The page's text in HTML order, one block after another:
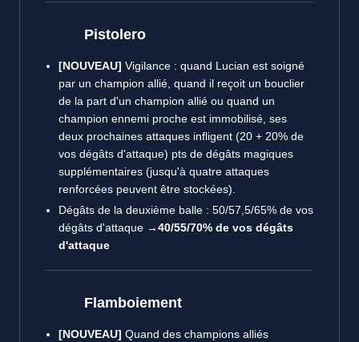
Pistolero
[NOUVEAU] Vigilance : quand Lucian est soigné
par un champion allié, quand il reçoit un bouclier
de la part d'un champion allié ou quand un
champion ennemi proche est immobilisé, ses
deux prochaines attaques infligent (20 + 20% de
vos dégâts d'attaque) pts de dégâts magiques
supplémentaires (jusqu'à quatre attaques
renforcées peuvent être stockées).
Dégâts de la deuxième balle : 50/57,5/65% de vos
dégâts d'attaque →40/55/70% de vos dégâts
d'attaque
Flamboiement
[NOUVEAU] Quand des champions alliés